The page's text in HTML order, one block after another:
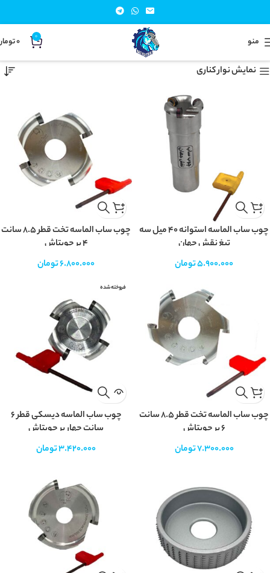
منو 0
0 خانه انواع چوب‌ساب
نمایش نوار کناری
چوب ساب الماسه استوانه ۴۰ میل سه
تیغ نقش جهان
5.900.000تومان
چوب ساب الماسه تخت قطر 8.5 سانت
4 پر چوبتاش
6.800.000تومان
چوب ساب الماسه تخت قطر 8.5 سانت
6 پر چوبتاش
7.300.000تومان
فروخته شده
چوب ساب الماسه دیسکی قطر 6
سانت چهار پر چوبتاش
3.420.000تومان